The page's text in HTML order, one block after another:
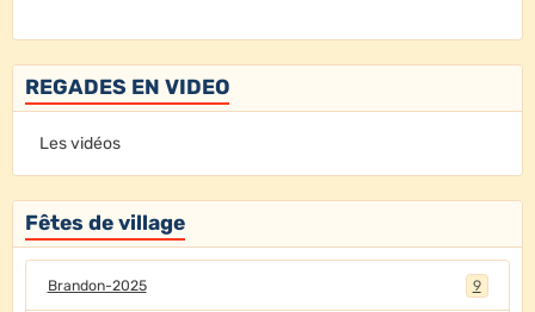
REGADES EN VIDEO
Les vidéos
Fêtes de village
Brandon-2025 9